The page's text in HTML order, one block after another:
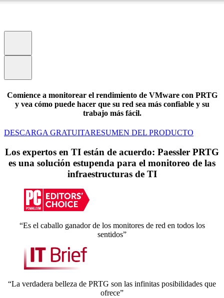
Comience a monitorear el rendimiento de VMware con PRTG
y vea cómo puede hacer que su red sea más confiable y su
trabajo más fácil.
DESCARGA GRATUITARESUMEN DEL PRODUCTO
Los expertos en TI están de acuerdo: Paessler PRTG
es una solución estupenda para el monitoreo de las
infraestructuras de TI
“Es el caballo ganador de los monitores de red en todos los
sentidos”
“La verdadera belleza de PRTG son las infinitas posibilidades que
ofrece”